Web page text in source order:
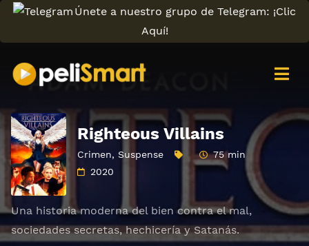
Únete a nuestro grupo de Telegram: ¡Clic
Aquí!
Righteous Villains
Crimen, Suspense
75 min
2020
Una historia moderna del bien contra el mal,
sociedades secretas, hechicería y Satanás.